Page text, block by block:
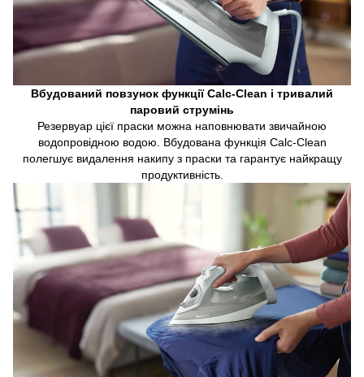
Вбудований повзунок функції Calc-Clean і тривалий
паровий струмінь
Резервуар цієї праски можна наповнювати звичайною
водопровідною водою. Вбудована функція Calc-Clean
полегшує видалення накипу з праски та гарантує найкращу
продуктивність.